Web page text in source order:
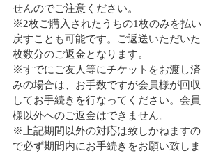
せんのでご注意ください。
※2枚ご購入されたうちの1枚のみを払い
戻すことも可能です。ご返送いただいた
枚数分のご返金となります。
※すでにご友人等にチケットをお渡し済
みの場合は、お手数ですが会員様が回収
してお手続きを行なってください。会員
様以外へのご返金はできません。
※上記期間以外の対応は致しかねますの
で必ず期間内にお手続きをお願い致しま